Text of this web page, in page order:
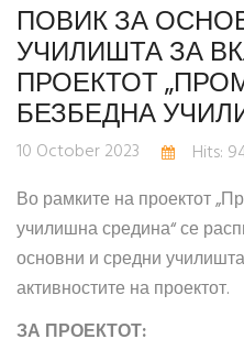
ПОВИК ЗА
УЧИЛИШТА ЗА
ПРОЕКТОТ
БЕЗБЕДНА
10 October 2023
Hits:
Во рамките на проектот
училишна средина“ се
основни и средни
активностите на проектот.
ЗА ПРОЕКТОТ: